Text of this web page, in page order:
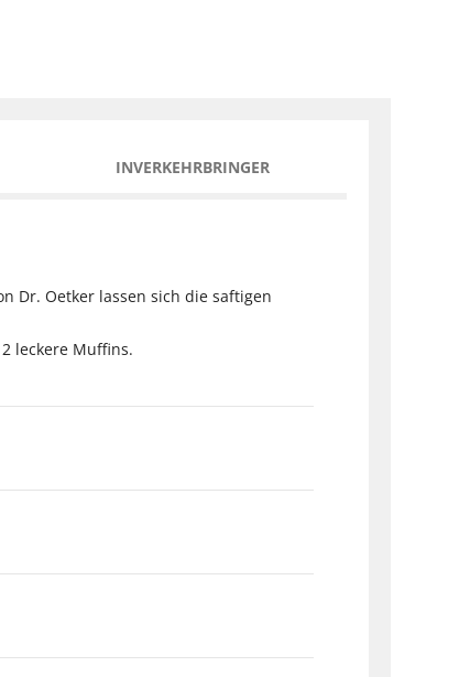
INVERKEHRBRINGER
Dr. Oetker lassen sich die saftigen
leckere Muffins.